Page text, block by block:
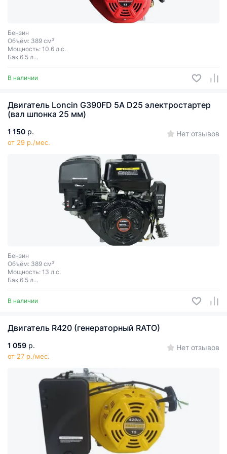
Бензин
Объём: 389 см³
Мощность: 10.6 л.с.
Бак 6.5 л
Электростартер
Диаметр вала 25 мм
В наличии
Двигатель Loncin G390FD 5A D25 электростартер
(вал шпонка 25 мм)
1 150 р.
от 29 р./мес.
Нет отзывов
Бензин
Объём: 389 см³
Мощность: 13 л.с.
Бак 6.5 л
Электростартер
В наличии
Двигатель R420 (генераторный RATO)
1 059 р.
от 27 р./мес.
Нет отзывов